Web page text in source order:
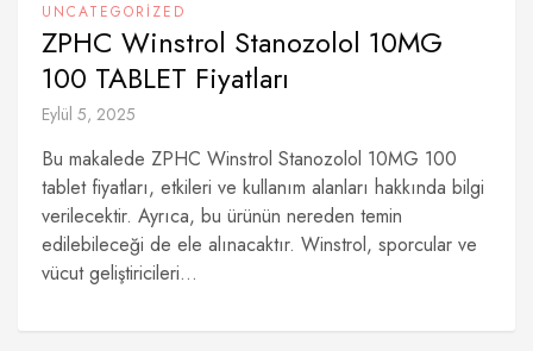
UNCATEGORIZED
ZPHC Winstrol Stanozolol 10MG
100 TABLET Fiyatları
Eylül 5, 2025
Bu makalede ZPHC Winstrol Stanozolol 10MG 100
tablet fiyatları, etkileri ve kullanım alanları hakkında bilgi
verilecektir. Ayrıca, bu ürünün nereden temin
edilebileceği de ele alınacaktır. Winstrol, sporcular ve
vücut geliştiricileri...